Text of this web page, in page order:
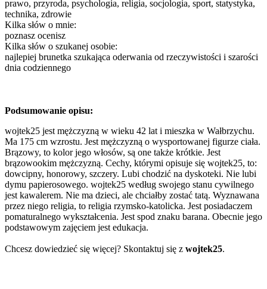
prawo, przyroda, psychologia, religia, socjologia, sport, statystyka,
technika, zdrowie
Kilka słów o mnie:
poznasz ocenisz
Kilka słów o szukanej osobie:
najlepiej brunetka szukająca oderwania od rzeczywistości i szarości
dnia codziennego
Podsumowanie opisu:
wojtek25 jest mężczyzną w wieku 42 lat i mieszka w Wałbrzychu.
Ma 175 cm wzrostu. Jest mężczyzną o wysportowanej figurze ciała.
Brązowy, to kolor jego włosów, są one także krótkie. Jest
brązowookim mężczyzną. Cechy, którymi opisuje się wojtek25, to:
dowcipny, honorowy, szczery. Lubi chodzić na dyskoteki. Nie lubi
dymu papierosowego. wojtek25 według swojego stanu cywilnego
jest kawalerem. Nie ma dzieci, ale chciałby zostać tatą. Wyznawana
przez niego religia, to religia rzymsko-katolicka. Jest posiadaczem
pomaturalnego wykształcenia. Jest spod znaku barana. Obecnie jego
podstawowym zajęciem jest edukacja.
Chcesz dowiedzieć się więcej? Skontaktuj się z wojtek25.